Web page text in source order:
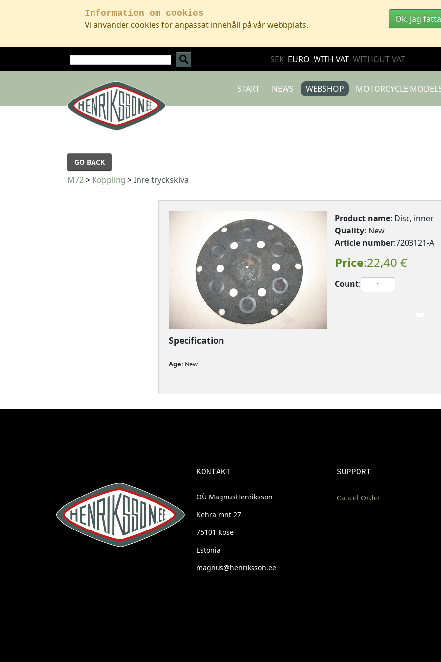
Information om cookies
Vi använder cookies för anpassat innehåll på vår webbplats.
Ok, jag
SEK EURO WITH VAT WITHOUT VAT
START NEWS WEBSHOP MOTORCYCLE
GO BACK
M72> Koppling >Inre tryckskiva
Product name: Disc, inner
Quality: New
Article number:7203121-A
Price:22,40 €
Count:
Specification
Age: New
KONTAKT
OÜ MagnusHenriksson
Kehra mnt 27
75101 Kose
Estonia
magnus@henriksson.ee
SUPPORT
Cancel Order